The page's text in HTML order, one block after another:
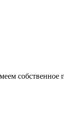
собственное